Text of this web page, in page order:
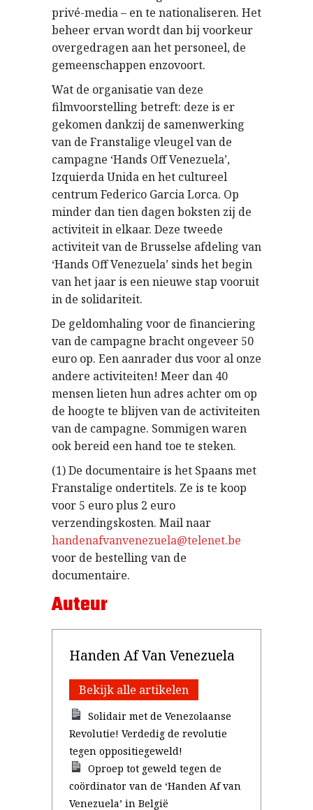
privé-media – en te nationaliseren. Het
beheer ervan wordt dan bij voorkeur
overgedragen aan het personeel, de
gemeenschappen enzovoort.
Wat de organisatie van deze
filmvoorstelling betreft: deze is er
gekomen dankzij de samenwerking
van de Franstalige vleugel van de
campagne ‘Hands Off Venezuela’,
Izquierda Unida en het cultureel
centrum Federico Garcia Lorca. Op
minder dan tien dagen boksten zij de
activiteit in elkaar. Deze tweede
activiteit van de Brusselse afdeling van
‘Hands Off Venezuela’ sinds het begin
van het jaar is een nieuwe stap vooruit
in de solidariteit.
De geldomhaling voor de financiering
van de campagne bracht ongeveer 50
euro op. Een aanrader dus voor al onze
andere activiteiten! Meer dan 40
mensen lieten hun adres achter om op
de hoogte te blijven van de activiteiten
van de campagne. Sommigen waren
ook bereid een hand toe te steken.
(1) De documentaire is het Spaans met
Franstalige ondertitels. Ze is te koop
voor 5 euro plus 2 euro
verzendingskosten. Mail naar
handenafvanvenezuela@telenet.be
voor de bestelling van de
documentaire.
Auteur
Handen Af Van Venezuela
Bekijk alle artikelen
Solidair met de Venezolaanse
Revolutie! Verdedig de revolutie
tegen oppositiegeweld!
Oproep tot geweld tegen de
coördinator van de ‘Handen Af van
Venezuela’ in België